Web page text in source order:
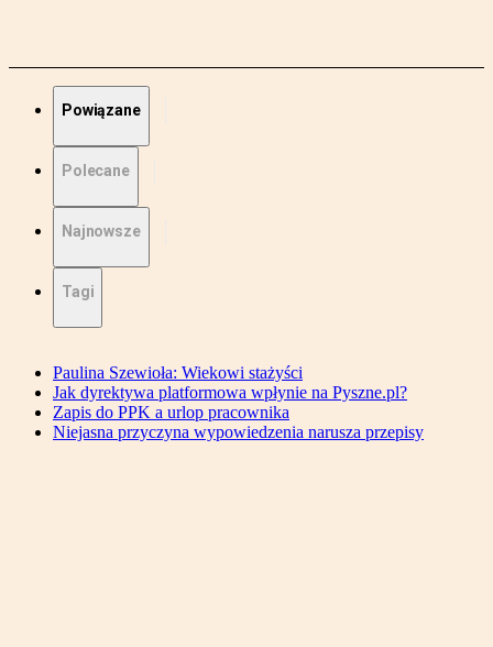
Powiązane
Polecane
Najnowsze
Tagi
Paulina Szewioła: Wiekowi stażyści
Jak dyrektywa platformowa wpłynie na Pyszne.pl?
Zapis do PPK a urlop pracownika
Niejasna przyczyna wypowiedzenia narusza przepisy